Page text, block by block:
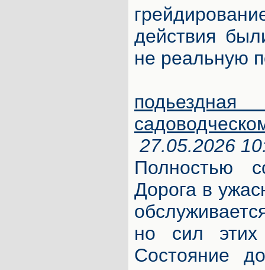
действия
не реальную
27.05.2026
Полностью
Дорога в
но сил этих
Состояние